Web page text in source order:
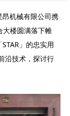
机械有限公司携
大楼圆满落下帷
」的忠实用
沿技术，探讨行